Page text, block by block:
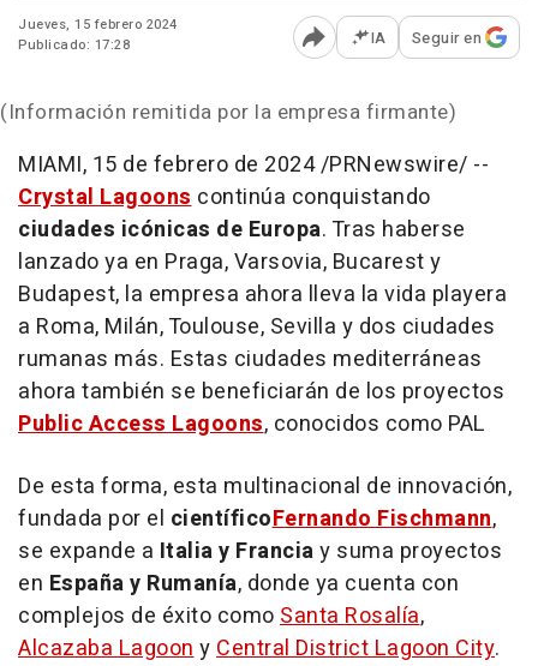
Jueves, 15 febrero 2024
Publicado: 17:28
Abrir opciones para
IA Seguir en
(Información remitida por la empresa firmante)
MIAMI, 15 de febrero de 2024/PRNewswire/ --
Crystal Lagoonscontinúa conquistando
ciudades icónicas de Europa. Tras haberse
lanzado ya en Praga, Varsovia, Bucarest y
Budapest, la empresa ahora lleva la vida playera
a Roma, Milán, Toulouse, Sevilla y dos ciudades
rumanas más. Estas ciudades mediterráneas
ahora también se beneficiarán de los proyectos
Public Access Lagoons, conocidos como PAL
De esta forma, esta multinacional de innovación,
fundada por el científicoFernando Fischmann,
se expande a Italia y Franciay suma proyectos
en España y Rumanía, donde ya cuenta con
complejos de éxito comoSanta Rosalía,
Alcazaba LagoonyCentral District Lagoon City.